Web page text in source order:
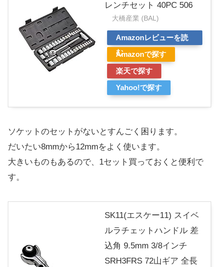
レンチセット 40PC 506
大橋産業 (BAL)
Amazonレビューを読
む
Amazonで探す
楽天で探す
Yahoo!で探す
ソケットのセットがないとすんごく困ります。
だいたい8mmから12mmをよく使います。
大きいものもあるので、1セット買っておくと便利で
す。
SK11(エスケー11) スイベ
ルラチェットハンドル 差
込角 9.5mm 3/8インチ
SRH3FRS 72山ギア 全長